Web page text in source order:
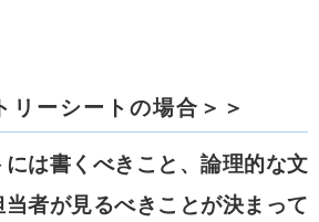
リーシートの場合＞＞
は書くべきこと、論理的な文
当者が見るべきことが決まって